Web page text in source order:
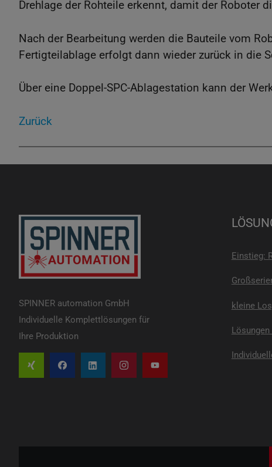
Drehlage der Rohteile erkennt, damit der Roboter
Nach der Bearbeitung werden die Bauteile vom
Fertigteilablage erfolgt dann wieder zurück in die
Über eine Doppel-SPC-Ablagestation kann der
Zurück
SPINNER automation GmbH
Individuelle Komplettlösungen für
Ihre Produktion
Einstieg:
kleine